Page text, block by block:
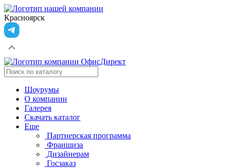
Красноярск
Шоурумы
О компании
Галерея
Скачать каталог
Еще
Партнерская программа
Франшиза
Дизайнерам
Госзаказ